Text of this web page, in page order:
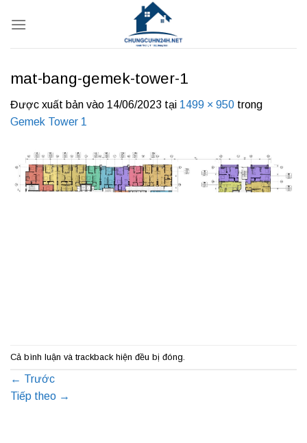
qua
mat-bang-gemek-tower-1
Được xuất bản vào 14/06/2023 tại 1499 × 950 trong
Gemek Tower 1
Cả bình luận và trackback hiện đều bị đóng.
← Trước
Tiếp theo →